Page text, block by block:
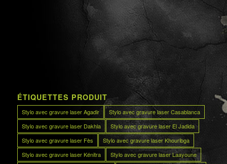
ÉTIQUETTES PRODUIT
Stylo avec gravure laser Agadir
Stylo avec gravure laser Casablanca
Stylo avec gravure laser Dakhla
Stylo avec gravure laser El Jadida
Stylo avec gravure laser Fès
Stylo avec gravure laser Khouribga
Stylo avec gravure laser Kénitra
Stylo avec gravure laser Laayoune